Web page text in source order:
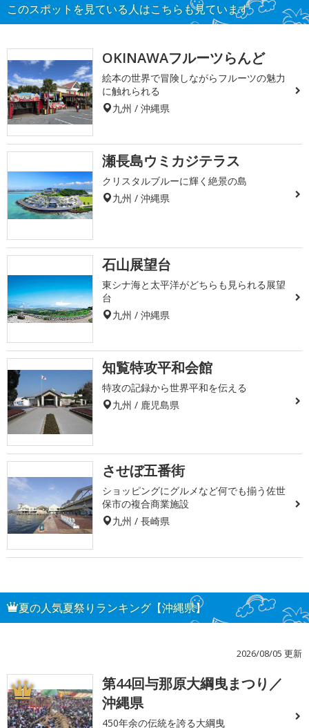
このスポットを見ている人はこちらも見ています
OKINAWAフルーツらんど
絵本の世界で冒険しながらフルーツの魅力
に触れられる
九州 / 沖縄県
瀬長島ウミカジテラス
クリスタルブルーに輝く絶景の島
九州 / 沖縄県
石山展望台
東シナ海と太平洋がどちらも見られる展望
台
九州 / 沖縄県
知覧特攻平和会館
特攻の記録から世界平和を伝える
九州 / 鹿児島県
させぼ五番街
ショッピングにグルメなど何でも揃う佐世
保市の複合商業施設
九州 / 長崎県
夏の人気夏祭りランキング【沖縄県】
2026/08/05 更新
1
第44回与那原大綱曳まつり／
沖縄県
450年余の伝統を誇る大綱曳